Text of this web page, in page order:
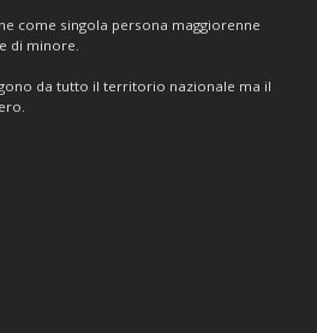
come singola persona maggiorenne
di minore.
da tutto il territorio nazionale ma il